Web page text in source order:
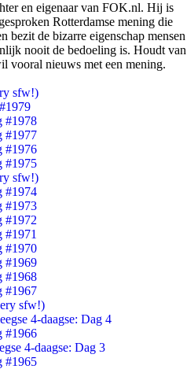
en eigenaar van FOK.nl. Hij is
Rotterdamse mening die
bezit de bizarre eigenschap mensen
nooit de bedoeling is. Houdt van
vooral nieuws met een mening.
sfw!)
#1978
#1977
#1976
#1975
sfw!)
#1974
#1973
#1972
#1971
#1970
#1969
#1968
#1967
sfw!)
4-daagse: Dag 4
#1966
4-daagse: Dag 3
#1965